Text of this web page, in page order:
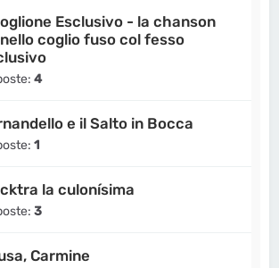
Esclusivo - la chanson
coglio fuso col fesso
4
e il Salto in Bocca
1
la culonísima
3
Carmine